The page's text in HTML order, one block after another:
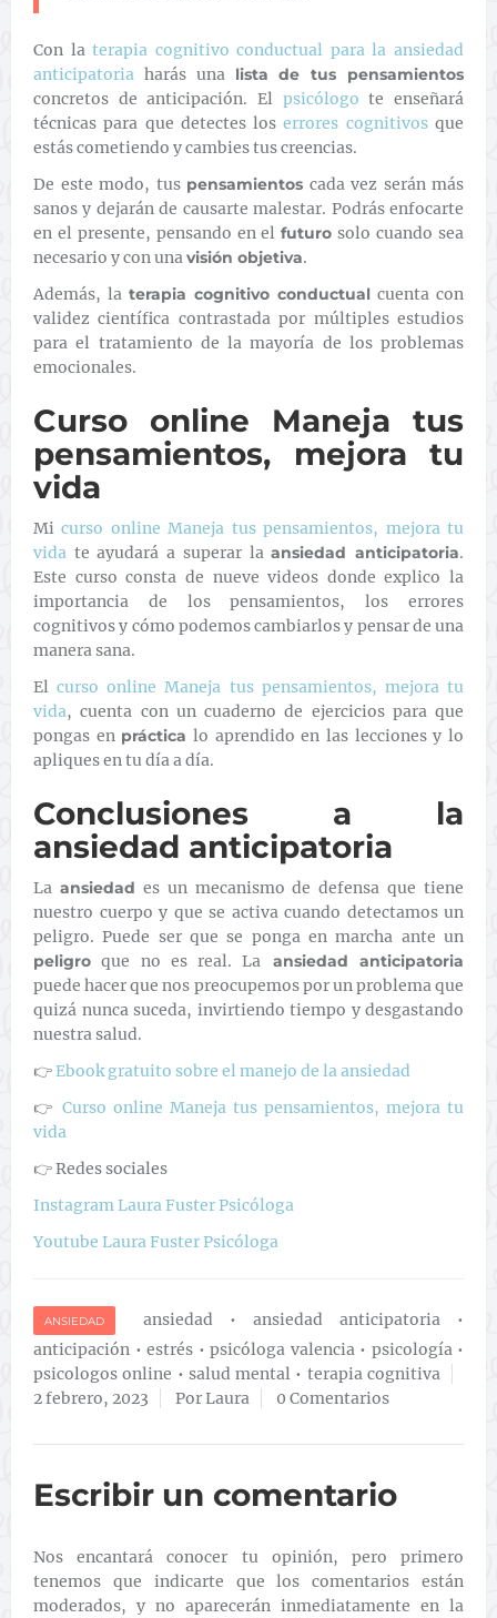
Con laterapia cognitivo conductual para la ansiedad
anticipatoria harás una lista de tus pensamientos
concretos de anticipación. El psicólogo te enseñará
técnicas para que detectes loserrores cognitivosque
estás cometiendo y cambies tus creencias.
De este modo, tus pensamientos cada vez serán más
sanos y dejarán de causarte malestar. Podrás enfocarte
en el presente, pensando en elfuturo solo cuando sea
necesario y con unavisión objetiva.
Además, la terapia cognitivo conductual cuenta con
validez científica contrastada por múltiples estudios
para el tratamiento de la mayoría de los problemas
emocionales.
Curso online Maneja tus
pensamientos, mejora tu
vida
Micurso online Maneja tus pensamientos, mejora tu
vida te ayudará a superar laansiedad anticipatoria.
Este curso consta de nueve videos donde explico la
importancia de los pensamientos, los errores
cognitivos y cómo podemos cambiarlos y pensar de una
manera sana.
Elcurso online Maneja tus pensamientos, mejora tu
vida, cuenta con un cuaderno de ejercicios para que
pongas en práctica lo aprendido en las lecciones y lo
apliques en tu día a día.
Conclusiones a la
ansiedad anticipatoria
La ansiedad es un mecanismo de defensa que tiene
nuestro cuerpo y que se activa cuando detectamos un
peligro. Puede ser que se ponga en marcha ante un
peligro que no es real. La ansiedad anticipatoria
puede hacer que nos preocupemos por un problema que
quizá nunca suceda, invirtiendo tiempo y desgastando
nuestra salud.
👉Ebook gratuito sobre el manejo de la ansiedad
👉 Curso online Maneja tus pensamientos, mejora tu
vida
👉 Redes sociales
Instagram Laura Fuster Psicóloga
Youtube Laura Fuster Psicóloga
ANSIEDAD ansiedad • ansiedad anticipatoria •
anticipación • estrés • psicóloga valencia• psicología•
psicologos online • salud mental • terapia cognitiva
2 febrero, 2023
Por Laura 0 Comentarios
Escribir un comentario
Nos encantará conocer tu opinión, pero primero
tenemos que indicarte que los comentarios están
moderados, y no aparecerán inmediatamente en la